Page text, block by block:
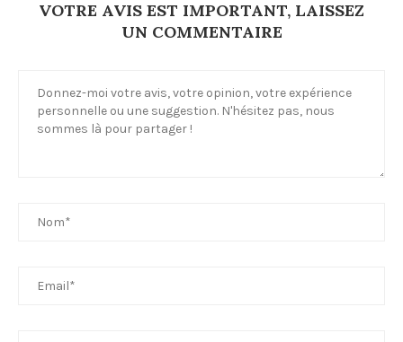
VOTRE AVIS EST IMPORTANT, LAISSEZ
UN COMMENTAIRE